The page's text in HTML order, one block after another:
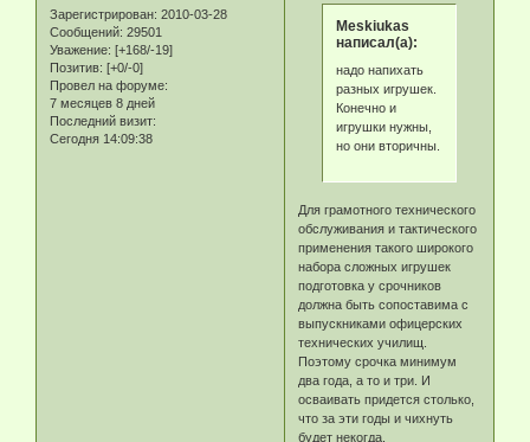
Зарегистрирован: 2010-03-28
Сообщений: 29501
Уважение: [+168/-19]
Позитив: [+0/-0]
Провел на форуме:
7 месяцев 8 дней
Последний визит:
Сегодня 14:09:38
Meskiukas
написал(а):
надо напихать
разных игрушек.
Конечно и
игрушки нужны,
но они вторичны.
Для грамотного технического
обслуживания и тактического
применения такого широкого
набора сложных игрушек
подготовка у срочников
должна быть сопоставима с
выпускниками офицерских
технических училищ.
Поэтому срочка минимум
два года, а то и три. И
осваивать придется столько,
что за эти годы и чихнуть
будет некогда.